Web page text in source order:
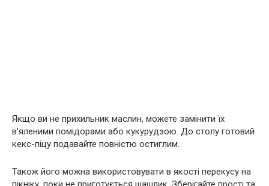
Якщо ви не прихильник маслин, можете замінити їх
в’яленими помідорами або кукурудзою. До столу готовий
кекс-піцу подавайте повністю остиглим.
Також його можна використовувати в якості перекусу на